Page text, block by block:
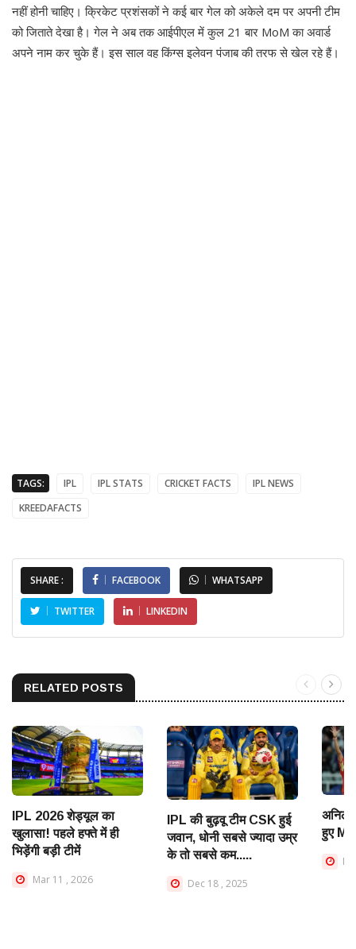
नहीं होनी चाहिए। क्रिकेट प्रशंसकों ने कई बार गेल को अकेले दम पर अपनी टीम
को जिताते देखा है। गेल ने अब तक आईपीएल में कुल 21 बार MoM का अवार्ड
अपने नाम कर चुके हैं। इस साल वह किंग्स इलेवन पंजाब की तरफ से खेल रहे हैं।
TAGS: IPL IPL STATS CRICKET FACTS
IPL NEWS
KREEDAFACTS
SHARE : FACEBOOK WHATSAPP
TWITTER LINKEDIN
RELATED POSTS
IPL 2026 शेड्यूल का
खुलासा! पहले हफ्ते में ही
भिड़ेंगी बड़ी टीमें
Mar 11 , 2026
IPL की बुढ़वू टीम CSK हुई
जवान, धोनी सबसे ज्यादा उम्र
के तो सबसे कम.....
Dec 18 , 2025
अनिल
हुए MI